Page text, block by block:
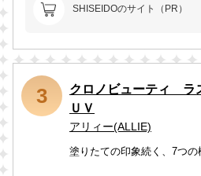
SHISEIDOのサイト（PR）
3
クロノビューティ ラ
ＵＶ
アリィー(ALLIE)
塗りたての印象続く、7つ